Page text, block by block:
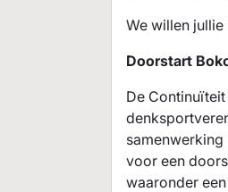
We willen
Doorstart
De
voor een
waaronder